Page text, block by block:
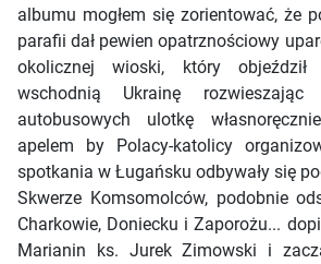
albumu mogłem się zorientować, że
parafii dał pewien opatrznościowy
okolicznej wioski, który objeździł
wschodnią Ukrainę rozwieszając
autobusowych ulotkę
apelem by Polacy-katolicy
spotkania w Ługańsku odbywały się
Skwerze Komsomolców, podobnie
Charkowie, Doniecku i Zaporożu...
Marianin ks. Jurek Zimowski i